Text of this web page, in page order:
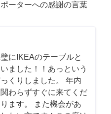
ーターへの感謝の言葉
にIKEAのテーブルと
ました！！あっという
くりしました。 年内
わらずすぐに来てくだ
ます。 また機会があ